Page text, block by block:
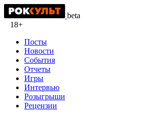
beta
18+
Посты
Новости
События
Отчеты
Игры
Интервью
Розыгрыши
Рецензии